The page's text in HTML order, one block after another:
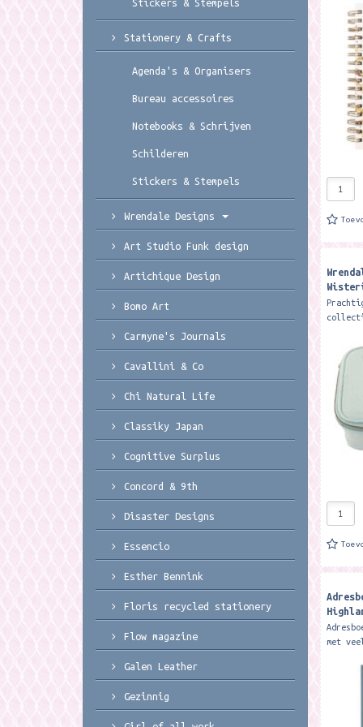
kaft
ideaal
met
Stickers & Stempels
Stationery & Crafts
Agenda's & Organisers
Bureau accessoires
Notebooks & Schrijven
Schilderen
Stickers & Stempels
Wrendale Designs
Art Studio Funk design
Artichique Design
Bomo Art
Carmyne's Journals
Cavallini & Co
Chi Natural Life
Classiky Japan
Cognitive Surplus
Concord & 9th
Disaster Designs
Essencio
Esther Bennink
Floris recycled stationery
Flow magazine
Galen Leather
Gezinnig